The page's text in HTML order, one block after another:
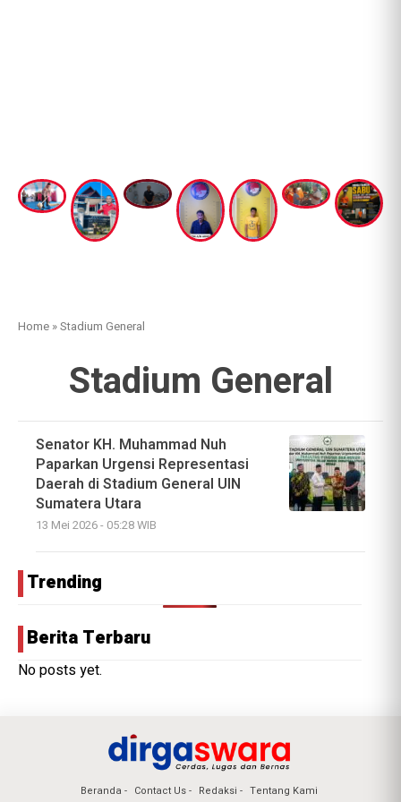
Home »Stadium General
Stadium General
Senator KH. Muhammad Nuh
Paparkan Urgensi Representasi
Daerah di Stadium General UIN
Sumatera Utara
13 Mei 2026 - 05:28 WIB
Trending
Berita Terbaru
No posts yet.
Beranda Contact Us Redaksi Tentang Kami